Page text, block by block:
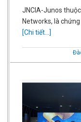
JNCIA-Junos
Networks, là
[Chi tiết...]